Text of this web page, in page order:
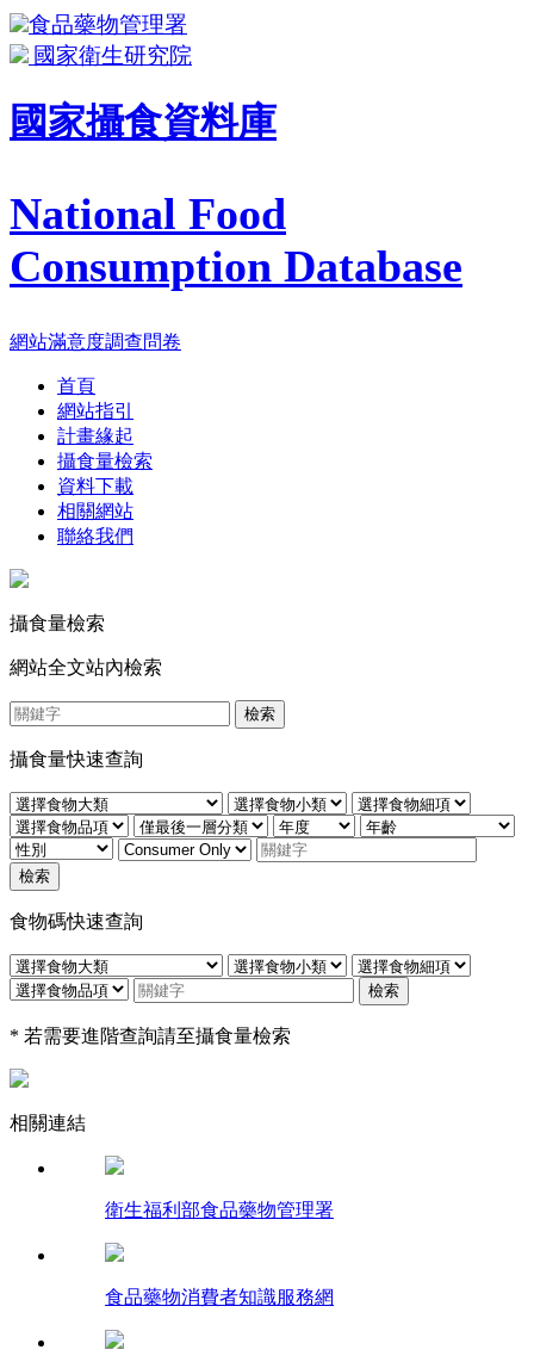
食品藥物管理署
國家衛生研究院
國家攝食資料庫
National Food
Consumption Database
網站滿意度調查問卷
首頁
網站指引
計畫緣起
攝食量檢索
資料下載
相關網站
聯絡我們
攝食量檢索
網站全文站內檢索
檢索
攝食量快速查詢
檢索
食物碼快速查詢
檢索
* 若需要進階查詢請至攝食量檢索
相關連結
衛生福利部食品藥物管理署
食品藥物消費者知識服務網